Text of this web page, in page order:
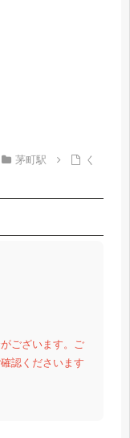
茅町駅
く
ございます。ご
認くださいます